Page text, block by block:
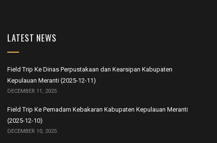
LATEST NEWS
Field Trip Ke Dinas Perpustakaan dan Kearsipan Kabupaten
Kepulauan Meranti (2025-12-11)
DECEMBER 11, 2025
Field Trip Ke Pemadam Kebakaran Kabupaten Kepulauan Meranti
(2025-12-10)
DECEMBER 10, 2025